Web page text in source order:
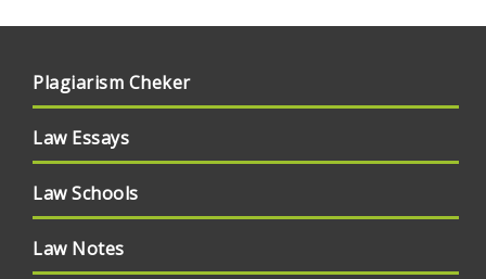
Plagiarism Cheker
Law Essays
Law Schools
Law Notes